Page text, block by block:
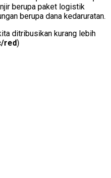
berupa paket logistik
berupa dana kedaruratan.
ditribusikan kurang lebih
red)